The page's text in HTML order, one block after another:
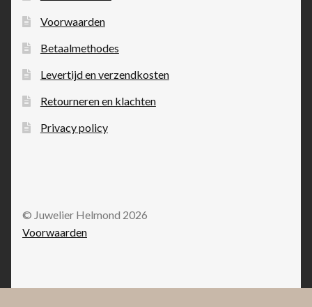
Voorwaarden
Betaalmethodes
Levertijd en verzendkosten
Retourneren en klachten
Privacy policy
© Juwelier Helmond 2026
Voorwaarden